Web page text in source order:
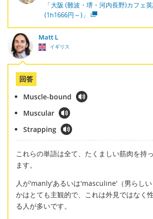
「大阪 (難波・堺・河内長野)カフェ
(1h1666円～)」
Matt L
イギリス
回答
Muscle-bound
Muscular
Strapping
これらの単語は全て、たくましい筋肉を持
ます。
人が'manly'あるいは'masculine'（男らしい
かはとても主観的で、これは外見ではなく
る人が多いです。